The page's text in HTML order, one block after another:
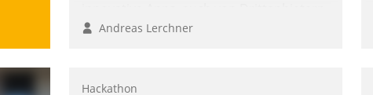
in SAP zu integrieren.
Andreas Lerchner
Hackathon